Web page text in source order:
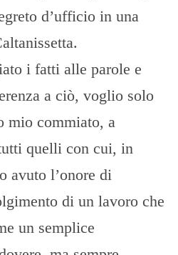
d’ufficio in una
i fatti alle parole e
a ciò, voglio solo
mio commiato, a
quelli con cui, in
avuto l’onore di
di un lavoro che
un semplice